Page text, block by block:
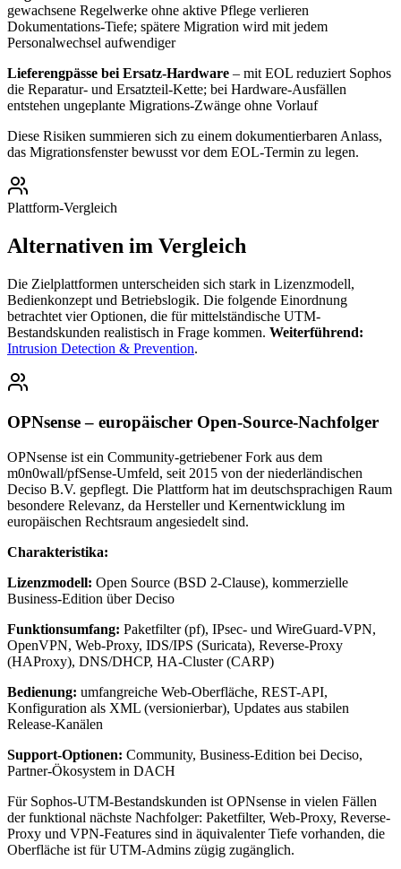
gewachsene Regelwerke ohne aktive Pflege verlieren
Dokumentations-Tiefe; spätere Migration wird mit jedem
Personalwechsel aufwendiger
Lieferengpässe bei Ersatz-Hardware – mit EOL reduziert Sophos
die Reparatur- und Ersatzteil-Kette; bei Hardware-Ausfällen
entstehen ungeplante Migrations-Zwänge ohne Vorlauf
Diese Risiken summieren sich zu einem dokumentierbaren Anlass,
das Migrationsfenster bewusst vor dem EOL-Termin zu legen.
Plattform-Vergleich
Alternativen im Vergleich
Die Zielplattformen unterscheiden sich stark in Lizenzmodell,
Bedienkonzept und Betriebslogik. Die folgende Einordnung
betrachtet vier Optionen, die für mittelständische UTM-
Bestandskunden realistisch in Frage kommen. Weiterführend:
Intrusion Detection & Prevention.
OPNsense – europäischer Open-Source-Nachfolger
OPNsense ist ein Community-getriebener Fork aus dem
m0n0wall/pfSense-Umfeld, seit 2015 von der niederländischen
Deciso B.V. gepflegt. Die Plattform hat im deutschsprachigen Raum
besondere Relevanz, da Hersteller und Kernentwicklung im
europäischen Rechtsraum angesiedelt sind.
Charakteristika:
Lizenzmodell: Open Source (BSD 2-Clause), kommerzielle
Business-Edition über Deciso
Funktionsumfang: Paketfilter (pf), IPsec- und WireGuard-VPN,
OpenVPN, Web-Proxy, IDS/IPS (Suricata), Reverse-Proxy
(HAProxy), DNS/DHCP, HA-Cluster (CARP)
Bedienung: umfangreiche Web-Oberfläche, REST-API,
Konfiguration als XML (versionierbar), Updates aus stabilen
Release-Kanälen
Support-Optionen: Community, Business-Edition bei Deciso,
Partner-Ökosystem in DACH
Für Sophos-UTM-Bestandskunden ist OPNsense in vielen Fällen
der funktional nächste Nachfolger: Paketfilter, Web-Proxy, Reverse-
Proxy und VPN-Features sind in äquivalenter Tiefe vorhanden, die
Oberfläche ist für UTM-Admins zügig zugänglich.